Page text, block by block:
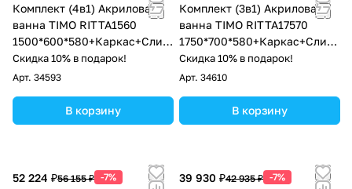
Комплект (4в1) Акриловая
ванна TIMO RITTA1560
1500*600*580+Каркас+Слив-
перелив+Фронтальная
панель
Скидка 10% в подарок!
Арт. 34593
В корзину
Комплект (3в1) Акриловая
ванна TIMO RITTA17570
1750*700*580+Каркас+Слив-
перелив
Скидка 10% в подарок!
Арт. 34610
В корзину
52 224 ₽56 155 ₽ -7% 39 930 ₽42 935 ₽ -7%